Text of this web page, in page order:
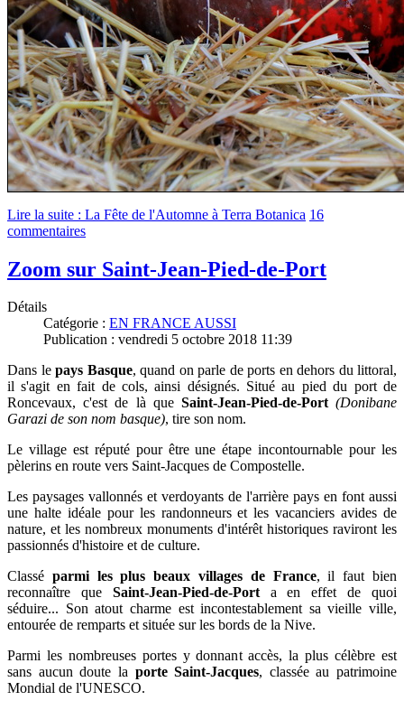
Lire la suite : La Fête de l'Automne à Terra Botanica 16
commentaires
Zoom sur Saint-Jean-Pied-de-Port
Détails
Catégorie : EN FRANCE AUSSI
Publication : vendredi 5 octobre 2018 11:39
Dans le pays Basque, quand on parle de ports en dehors du littoral,
il s'agit en fait de cols, ainsi désignés. Situé au pied du port de
Roncevaux, c'est de là que Saint-Jean-Pied-de-Port (Donibane
Garazi de son nom basque), tire son nom.
Le village est réputé pour être une étape incontournable pour les
pèlerins en route vers Saint-Jacques de Compostelle.
Les paysages vallonnés et verdoyants de l'arrière pays en font aussi
une halte idéale pour les randonneurs et les vacanciers avides de
nature, et les nombreux monuments d'intérêt historiques raviront les
passionnés d'histoire et de culture.
Classé parmi les plus beaux villages de France, il faut bien
reconnaître que Saint-Jean-Pied-de-Porta en effet de quoi
séduire... Son atout charme est incontestablement sa vieille ville,
entourée de remparts et située sur les bords de la Nive.
Parmi les nombreuses portes y donnant accès, la plus célèbre est
sans aucun doute la porte Saint-Jacques, classée au patrimoine
Mondial de l'UNESCO.